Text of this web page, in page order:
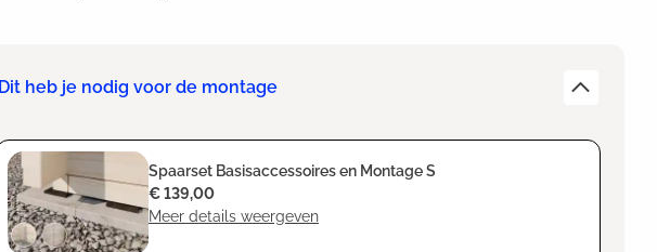
Dit heb je nodig voor de montage
Spaarset Basisaccessoires en Montage S
Meer details weergeven
€ 139,00